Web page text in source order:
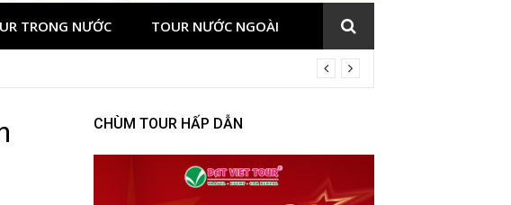
TRONG NƯỚC TOUR NƯỚC NGOÀI
CHÙM TOUR HẤP DẪN